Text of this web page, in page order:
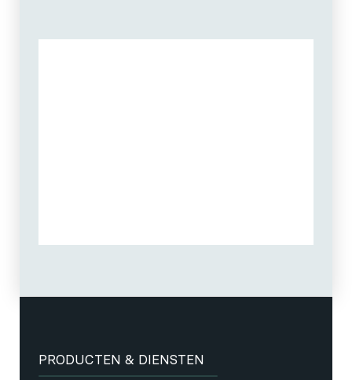
PRODUCTEN & DIENSTEN